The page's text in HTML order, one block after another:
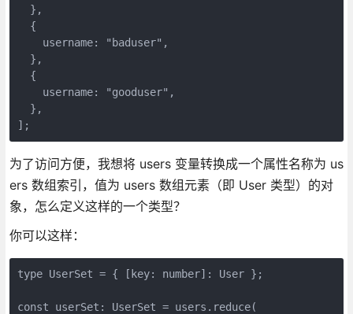
  },
  {
    username: "baduser",
  },
  {
    username: "gooduser",
  },
];
为了访问方便，我想将 users 变量转换成一个属性名称为 us
ers 数组索引，值为 users 数组元素（即 User 类型）的对
象，怎么定义这样的一个类型？
你可以这样：
type UserSet = { [key: number]: User };
const userSet: UserSet = users.reduce(